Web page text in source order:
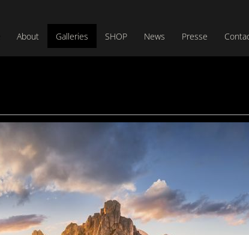
About Galleries SHOP News Presse